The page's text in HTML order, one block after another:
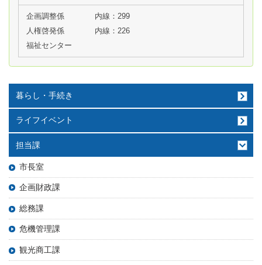
企画調整係
内線：299
人権啓発係
内線：226
福祉センター
暮らし・手続き
ライフイベント
担当課
市長室
企画財政課
総務課
危機管理課
観光商工課